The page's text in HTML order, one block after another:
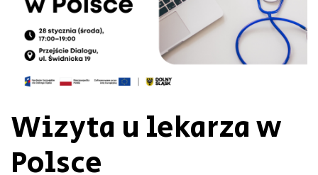
Wizyta u lekarza w
Polsce